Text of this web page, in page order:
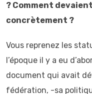
? Comment
concrètement ?
Vous reprenez les
l’époque il y a eu
document qui avait
fédération, -sa